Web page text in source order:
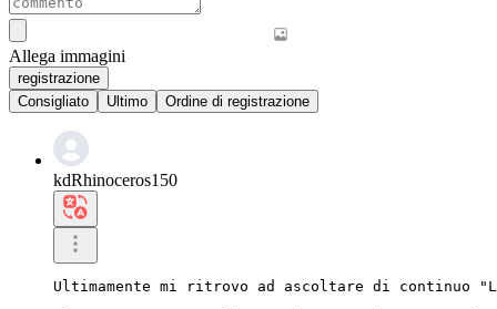
Allega immagini
registrazione
Consigliato
Ultimo Ordine di registrazione
kdRhinoceros150
Ultimamente mi ritrovo ad ascoltare di continuo